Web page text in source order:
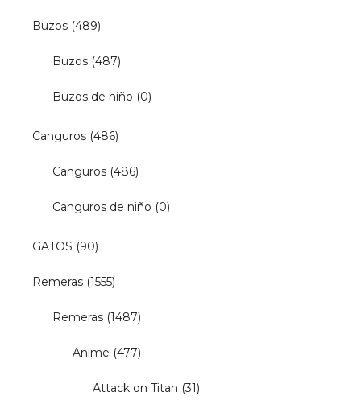
Buzos (489)
Buzos (487)
Buzos de niño (0)
Canguros (486)
Canguros (486)
Canguros de niño (0)
GATOS (90)
Remeras (1555)
Remeras (1487)
Anime (477)
Attack on Titan (31)